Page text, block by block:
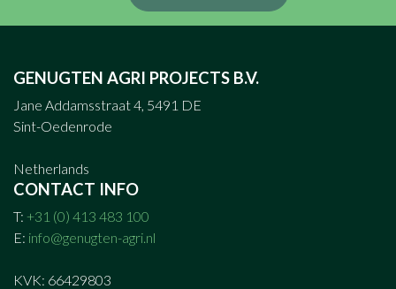
GENUGTEN AGRI PROJECTS B.V.
Jane Addamsstraat 4, 5491 DE
Sint-Oedenrode
Netherlands
CONTACT INFO
T: +31 (0) 413 483 100
E: info@genugten-agri.nl
KVK: 66429803